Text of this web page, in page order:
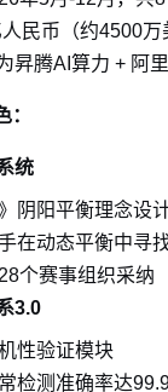
民币（约4500万
昇腾AI算力 + 阿
统
阴阳平衡理念设
在动态平衡中寻
个赛事组织采纳
3.0
性验证模块
检测准确率达